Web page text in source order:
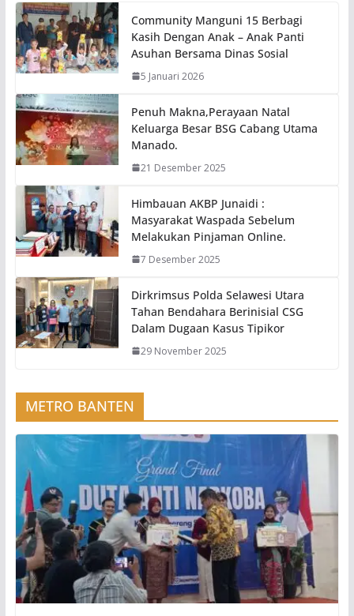
Community Manguni 15 Berbagi
Kasih Dengan Anak – Anak Panti
Asuhan Bersama Dinas Sosial
5 Januari 2026
Penuh Makna,Perayaan Natal
Keluarga Besar BSG Cabang Utama
Manado.
21 Desember 2025
Himbauan AKBP Junaidi :
Masyarakat Waspada Sebelum
Melakukan Pinjaman Online.
7 Desember 2025
Dirkrimsus Polda Selawesi Utara
Tahan Bendahara Berinisial CSG
Dalam Dugaan Kasus Tipikor
29 November 2025
METRO BANTEN